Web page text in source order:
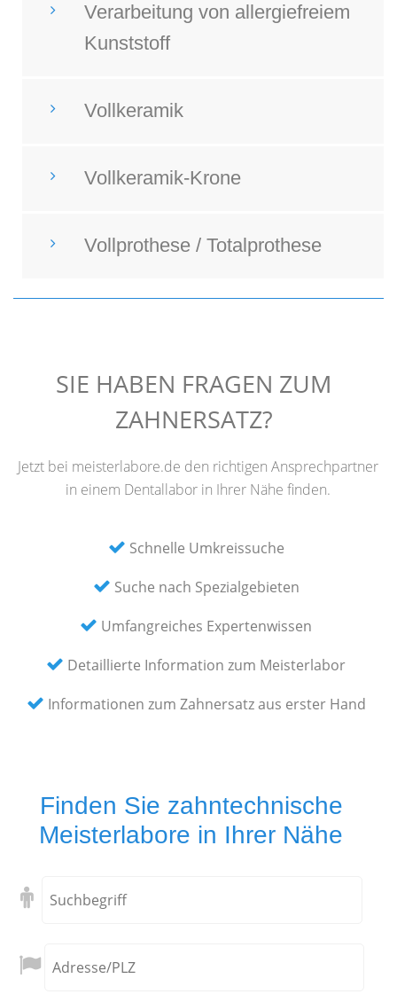
Verarbeitung von allergiefreiem
Kunststoff
Vollkeramik
Vollkeramik-Krone
Vollprothese / Totalprothese
SIE HABEN FRAGEN ZUM
ZAHNERSATZ?
Jetzt bei meisterlabore.de den richtigen Ansprechpartner
in einem Dentallabor in Ihrer Nähe finden.
Schnelle Umkreissuche
Suche nach Spezialgebieten
Umfangreiches Expertenwissen
Detaillierte Information zum Meisterlabor
Informationen zum Zahnersatz aus erster Hand
Finden Sie zahntechnische
Meisterlabore in Ihrer Nähe